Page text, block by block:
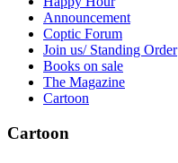
Announcement
Coptic Forum
Join us/ Standing Order
Books on sale
The Magazine
Cartoon
Cartoon